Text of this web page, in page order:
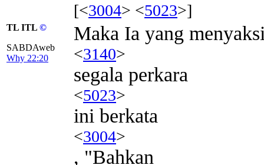
[<3004> <5023>]
TL ITL ©
SABDAweb
Why 22:20
Maka Ia yang
<3140>
segala perkara
<5023>
ini berkata
<3004>
, "Bahkan